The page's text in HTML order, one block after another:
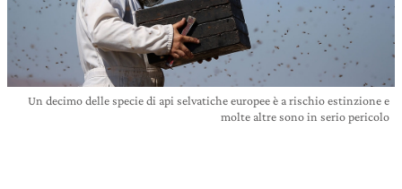
Un decimo delle specie di api selvatiche europee è a rischio estinzione e
molte altre sono in serio pericolo